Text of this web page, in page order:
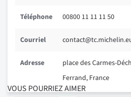
VOUS POURRIEZ AIMER
Téléphone 00800 11 11 11 50
Courriel
Adresse
place des Carmes-
Ferrand, France